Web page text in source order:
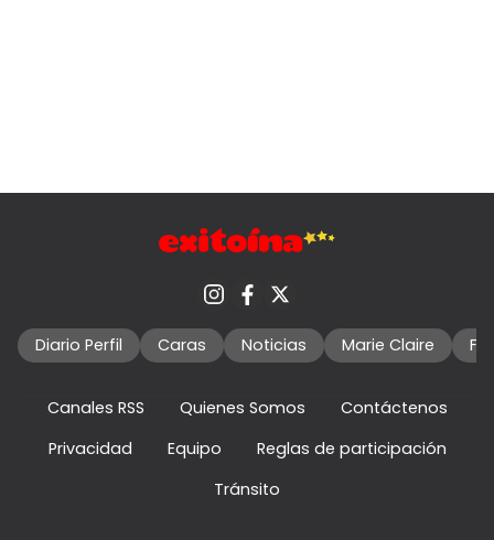
Diario Perfil Caras Noticias Marie Claire
Canales RSS Quienes Somos
Contáctenos
Privacidad
Equipo
Reglas de participación
Tránsito